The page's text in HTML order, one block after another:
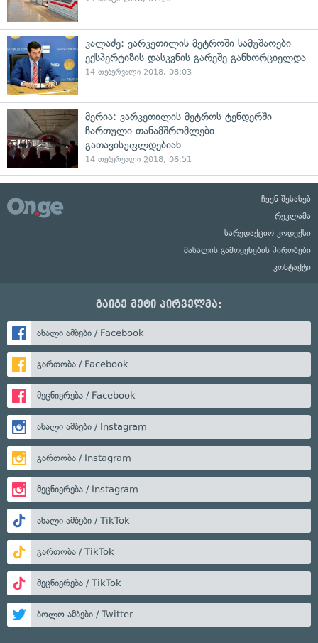
კალაძე: ვარკეთილის მეტროში სამუშაოები
ექსპერტიზის დასკვნის გარეშე განხორციელდა
14 თებერვალი 2018, 08:03
მერია: ვარკეთილის მეტროს ტენდერში
ჩართული თანამშრომლები
გათავისუფლდებიან
14 თებერვალი 2018, 06:51
ჩვენ შესახებ
რეკლამა
სარედაქციო კოდექსი
მასალის გამოყენების პირობები
კონტაქტი
გაიგე მეტი პირველმა:
ახალი ამბები / Facebook
გართობა / Facebook
მეცნიერება / Facebook
ახალი ამბები / Instagram
გართობა / Instagram
მეცნიერება / Instagram
ახალი ამბები / TikTok
გართობა / TikTok
მეცნიერება / TikTok
ბოლო ამბები / Twitter